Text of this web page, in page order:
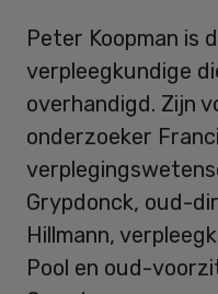
Peter Koopman is
verpleegkundige
overhandigd. Zijn
onderzoeker
Grypdonck, oud-
Hillmann,
Pool en oud-